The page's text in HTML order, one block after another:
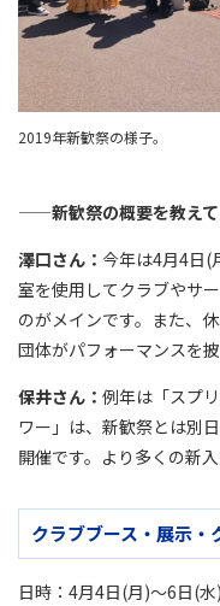
2019年新歓祭の様子。
——新歓祭の概要を教えて
澤口さん： 今年は4月4日(
室を使用してクラブやサ
のがメインです。また、
団体がパフォーマンスを
保井さん： 例年は「スプ
ワー」は、新歓祭とは別
開催です。より多くの新
クラブブース・展示・
日時：4月4日(月)〜6日(